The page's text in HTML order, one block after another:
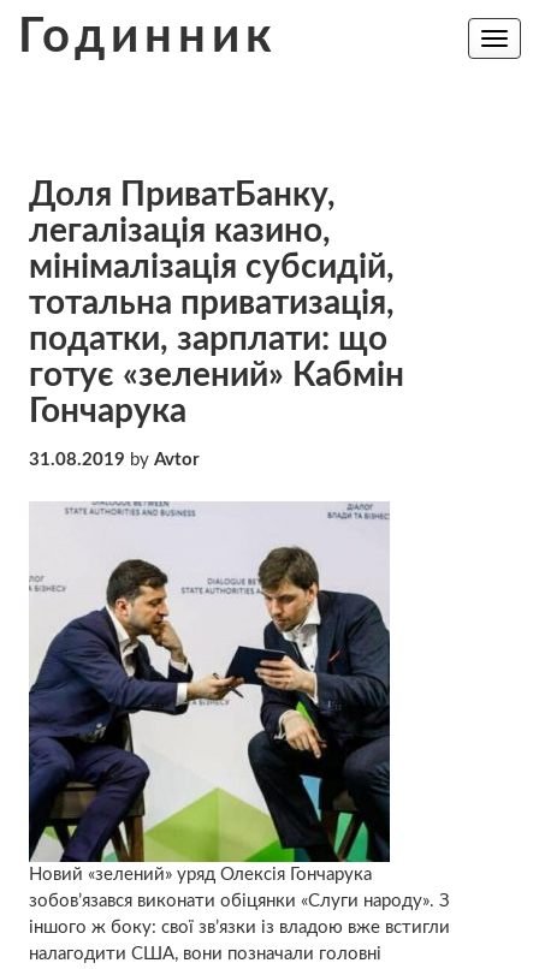
Годинник
Toggle
Доля ПриватБанку,
легалізація казино,
мінімалізація субсидій,
тотальна приватизація,
податки, зарплати: що
готує «зелений» Кабмін
Гончарука
31.08.2019 by Avtor
Новий «зелений» уряд Олексія Гончарука
зобов’язався виконати обіцянки «Слуги народу». З
іншого ж боку: свої зв’язки із владою вже встигли
налагодити США, вони позначали головні